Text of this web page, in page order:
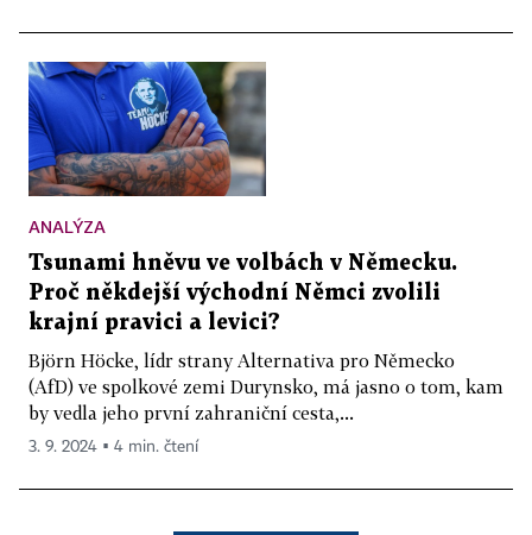
ANALÝZA
Tsunami hněvu ve volbách v Německu.
Proč někdejší východní Němci zvolili
krajní pravici a levici?
Björn Höcke, lídr strany Alternativa pro Německo
(AfD) ve spolkové zemi Durynsko, má jasno o tom, kam
by vedla jeho první zahraniční cesta,...
3. 9. 2024 ▪ 4 min. čtení